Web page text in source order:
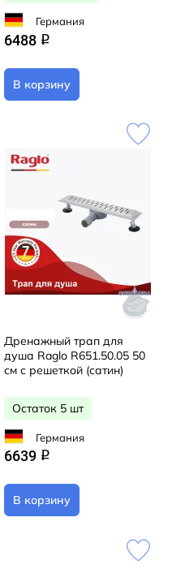
Германия
6488 q
В корзину
Дренажный трап для
душа Raglo R651.50.05 50
см с решеткой (сатин)
Остаток 5 шт
Германия
6639 q
В корзину